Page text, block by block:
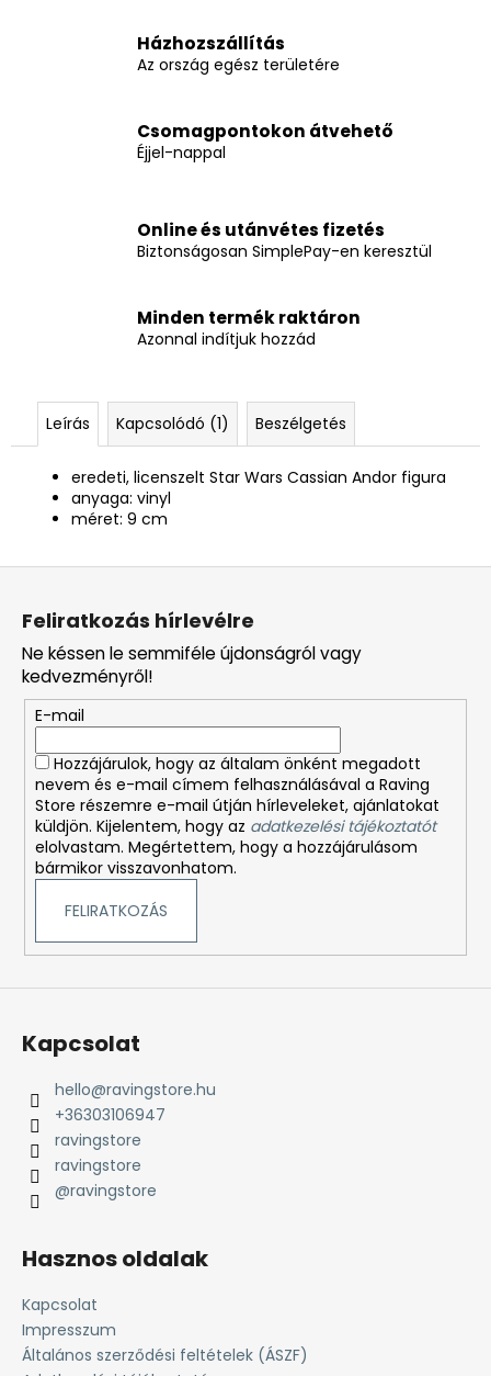
Házhozszállítás
Az ország egész területére
Csomagpontokon átvehető
Éjjel-nappal
Online és utánvétes fizetés
Biztonságosan SimplePay-en keresztül
Minden termék raktáron
Azonnal indítjuk hozzád
Leírás Kapcsolódó (1) Beszélgetés
eredeti, licenszelt Star Wars Cassian Andor figura
anyaga: vinyl
méret: 9 cm
Feliratkozás hírlevélre
Ne késsen le semmiféle újdonságról vagy
kedvezményről!
E-mail
Hozzájárulok, hogy az általam önként megadott
nevem és e-mail címem felhasználásával a Raving
Store részemre e-mail útján hírleveleket, ajánlatokat
küldjön. Kijelentem, hogy az adatkezelési tájékoztatót
elolvastam. Megértettem, hogy a hozzájárulásom
bármikor visszavonhatom.
FELIRATKOZÁS
Kapcsolat
hello@ravingstore.hu
+36303106947
ravingstore
ravingstore
@ravingstore
Hasznos oldalak
Kapcsolat
Impresszum
Általános szerződési feltételek (ÁSZF)